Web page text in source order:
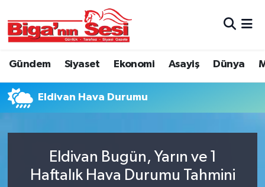
Gündem Siyaset Ekonomi Asayiş Dünya
Eldivan Hava Durumu
Eldivan Bugün, Yarın ve 1
Haftalık Hava Durumu Tahmini
Asayiş
Belde ve Köyler
Belediye
Dünya
Çanakkale Hava Durumu
Süper Lig Puan Durumu ve Fikstür
Tüm Manşetler
Son Dakika Haberleri